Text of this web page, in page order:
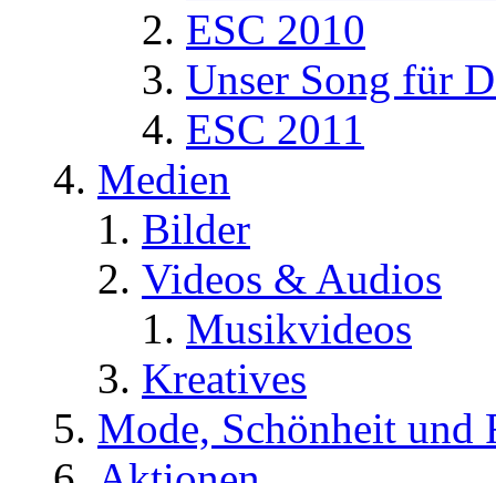
ESC 2010
Unser Song für
ESC 2011
Medien
Bilder
Videos & Audios
Musikvideos
Kreatives
Mode, Schönheit und